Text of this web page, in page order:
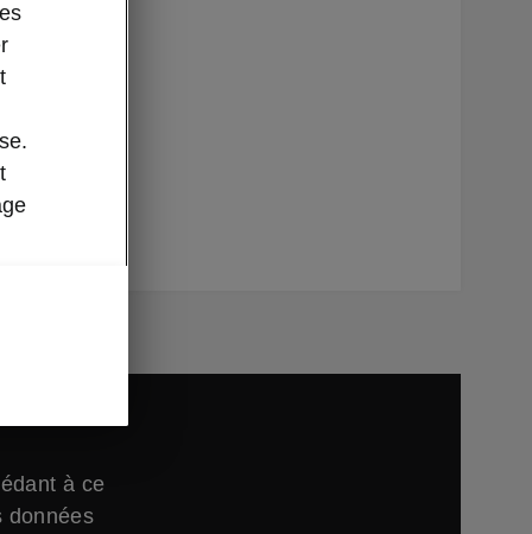
et
en ne
à
à ce
données